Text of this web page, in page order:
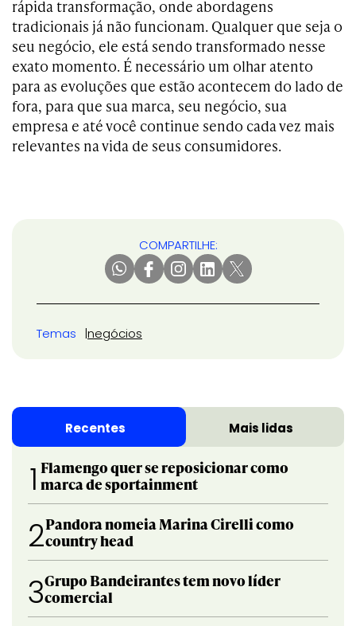
rápida transformação, onde abordagens
tradicionais já não funcionam. Qualquer que seja o
seu negócio, ele está sendo transformado nesse
exato momento. É necessário um olhar atento
para as evoluções que estão acontecem do lado de
fora, para que sua marca, seu negócio, sua
empresa e até você continue sendo cada vez mais
relevantes na vida de seus consumidores.
COMPARTILHE:
Temas negócios
Recentes Mais lidas
1 Flamengo quer se reposicionar como
marca de sportainment
2Pandora nomeia Marina Cirelli como
country head
3Grupo Bandeirantes tem novo líder
comercial